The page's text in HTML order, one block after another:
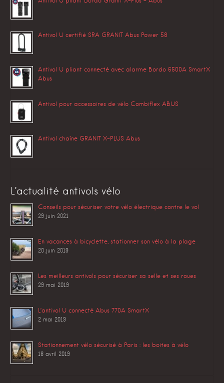
Antivol U certifié SRA GRANIT Abus Power 58
Antivol U pliant connecté avec alarme Bordo 6500A SmartX
Abus
Antivol pour accessoires de vélo Combiflex ABUS
Antivol chaîne GRANIT X-PLUS Abus
L’actualité antivols vélo
Conseils pour sécuriser votre vélo électrique contre le vol
29 juin 2021
En vacances à bicyclette, stationner son vélo à la plage
20 juin 2019
Les meilleurs antivols pour sécuriser sa selle et ses roues
29 mai 2019
L’antivol U connecté Abus 770A SmartX
2 mai 2019
Stationnement vélo sécurisé à Paris : les boites à vélo
18 avril 2019